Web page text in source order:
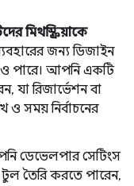
মিথস্ক্রিয়াকে
জন্য ডিজাইন
পারে। আপনি একটি
যা রিজার্ভেশন বা
ও সময় নির্বাচনের
ডেভেলপার সেটিংস
টুল তৈরি করতে পারেন,